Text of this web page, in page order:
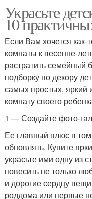
Украсьте
10
Если Вам хочется как-
комнаты к весенне-
растратить
подборку по декору
самых простых, яркий
комнату своего
1 — Создайте фото-
Ее главный плюс в
обновлять. Купите
украсьте ими одну из
повесить не только
и дорогие сердцу
роддома или первые